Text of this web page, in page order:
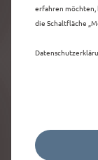
erfahren möchten,
die Schaltfläche